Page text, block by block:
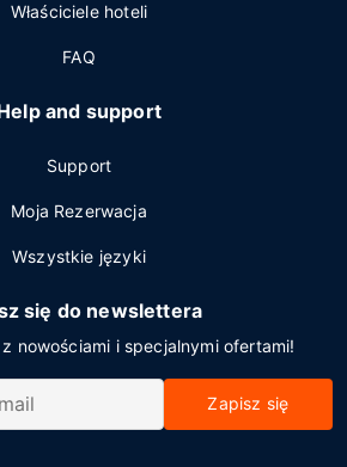
Właściciele hoteli
FAQ
and support
Support
Moja Rezerwacja
Wszystkie języki
się do newslettera
nowościami i specjalnymi ofertami!
Zapisz się